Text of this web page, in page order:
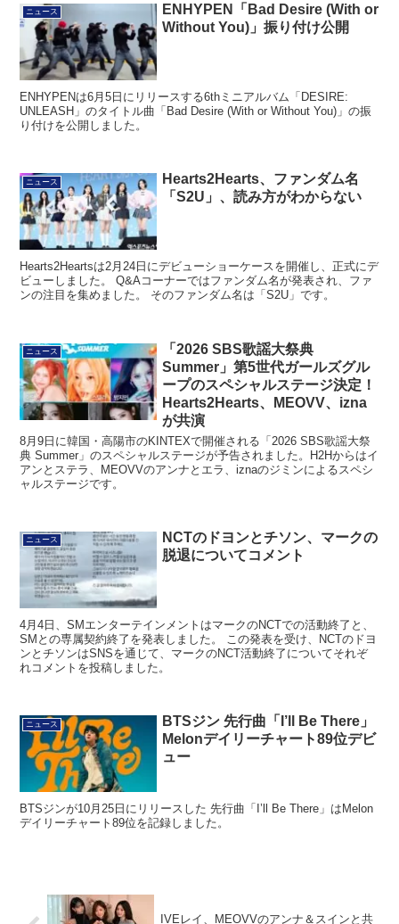
ニュース
ENHYPEN「Bad Desire (With or
Without You)」振り付け公開
ENHYPENは6月5日にリリースする6thミニアルバム「DESIRE:
UNLEASH」のタイトル曲「Bad Desire (With or Without You)」の振
り付けを公開しました。
ニュース
Hearts2Hearts、ファンダム名
「S2U」、読み方がわからない
Hearts2Heartsは2月24日にデビューショーケースを開催し、正式にデ
ビューしました。 Q&Aコーナーではファンダム名が発表され、ファ
ンの注目を集めました。 そのファンダム名は「S2U」です。
ニュース
「2026 SBS歌謡大祭典
Summer」第5世代ガールズグル
ープのスペシャルステージ決定！
Hearts2Hearts、MEOVV、izna
が共演
8月9日に韓国・高陽市のKINTEXで開催される「2026 SBS歌謡大祭
典 Summer」のスペシャルステージが予告されました。H2Hからはイ
アンとステラ、MEOVVのアンナとエラ、iznaのジミンによるスペシ
ャルステージです。
ニュース
NCTのドヨンとチソン、マークの
脱退についてコメント
4月4日、SMエンターテインメントはマークのNCTでの活動終了と、
SMとの専属契約終了を発表しました。 この発表を受け、NCTのドヨ
ンとチソンはSNSを通じて、マークのNCT活動終了についてそれぞ
れコメントを投稿しました。
ニュース
BTSジン 先行曲「I’ll Be There」
Melonデイリーチャート89位デビ
ュー
BTSジンが10月25日にリリースした 先行曲「I’ll Be There」はMelon
デイリーチャート89位を記録しました。
IVEレイ、MEOVVのアンナ＆スインと共